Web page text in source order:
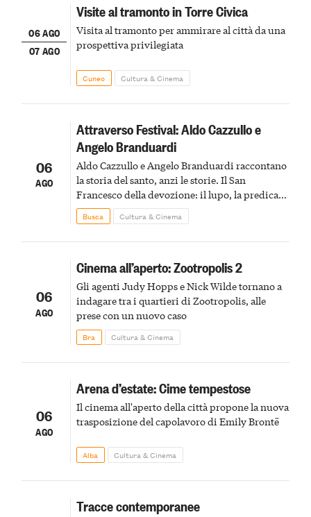
06 AGO
07 AGO
Visite al tramonto in Torre Civica
Visita al tramonto per ammirare al città da una
prospettiva privilegiata
Cuneo Cultura & Cinema
06
AGO
Attraverso Festival: Aldo Cazzullo e
Angelo Branduardi
Aldo Cazzullo e Angelo Branduardi raccontano
la storia del santo, anzi le storie. Il San
Francesco della devozione: il lupo, la predica
agli uccelli, le stimmate
Busca Cultura & Cinema
06
AGO
Cinema all’aperto: Zootropolis 2
Gli agenti Judy Hopps e Nick Wilde tornano a
indagare tra i quartieri di Zootropolis, alle
prese con un nuovo caso
Bra Cultura & Cinema
06
AGO
Arena d’estate: Cime tempestose
Il cinema all'aperto della città propone la nuova
trasposizione del capolavoro di Emily Brontë
Alba Cultura & Cinema
Tracce contemporanee